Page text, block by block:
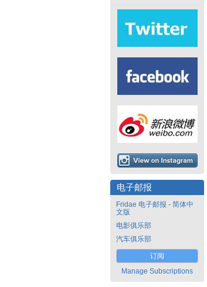
电子邮报
Fridae 电子邮报 - 简体中
文版
电影俱乐部
汽车俱乐部
订阅
Manage Subscriptions